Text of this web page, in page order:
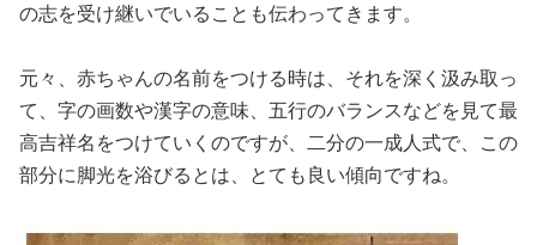
の志を受け継いでいることも伝わってきます。
元々、赤ちゃんの名前をつける時は、それを深く汲み取っ
て、字の画数や漢字の意味、五行のバランスなどを見て最
高吉祥名をつけていくのですが、二分の一成人式で、この
部分に脚光を浴びるとは、とても良い傾向ですね。